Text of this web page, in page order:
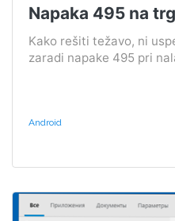
Napaka 495 na
Kako rešiti težavo, ni
zaradi napake 495 pri
Android